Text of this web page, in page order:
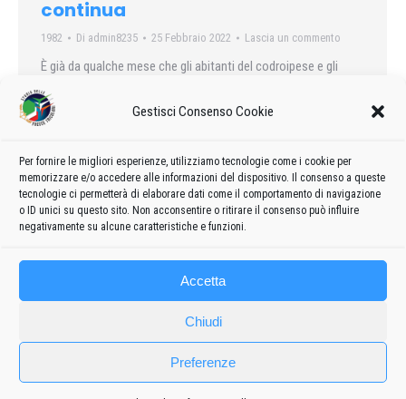
Gestisci Consenso Cookie
Per fornire le migliori esperienze, utilizziamo tecnologie come i cookie per
memorizzare e/o accedere alle informazioni del dispositivo. Il consenso a queste
tecnologie ci permetterà di elaborare dati come il comportamento di navigazione
o ID unici su questo sito. Non acconsentire o ritirare il consenso può influire
negativamente su alcune caratteristiche e funzioni.
Accetta
Chiudi
Preferenze
continua
1982 Di admin8235 25 Febbraio 2022 Lascia un commento
È già da qualche mese che gli abitanti del codroipese e gli
automobilisti che transitano sulla Pontebbana, vedono
volteggiare nei cieli di Rivolto degli aerei nuovi…
← 1 … 18 19 20 21 22 …
→